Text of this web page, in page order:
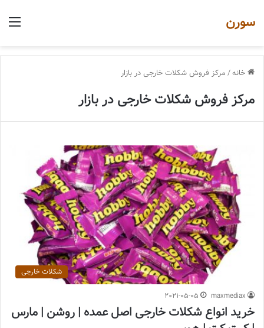
سورن
خانه/ مرکز فروش شکلات خارجی در بازار
مرکز فروش شکلات خارجی در بازار
شکلات خارجی
maxmediax
2021-05-05
خرید انواع شکلات خارجی اصل عمده | روشن | مارس